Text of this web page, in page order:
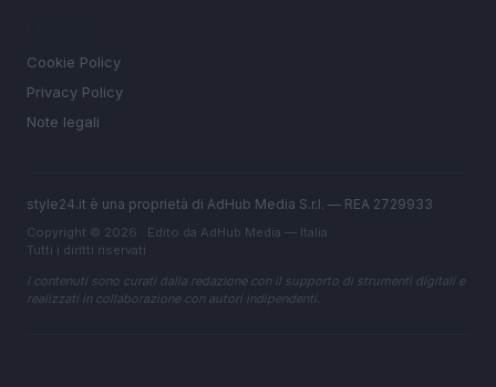
Cookie Policy
Privacy Policy
Note legali
style24.it è una proprietà di AdHub Media S.r.l. — REA 2729933
Copyright © 2026 · Edito da AdHub Media — Italia
Tutti i diritti riservati
I contenuti sono curati dalla redazione con il supporto di strumenti digitali e
realizzati in collaborazione con autori indipendenti.